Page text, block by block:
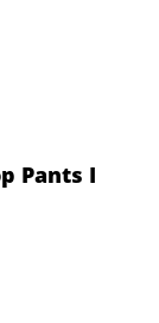
Pants I